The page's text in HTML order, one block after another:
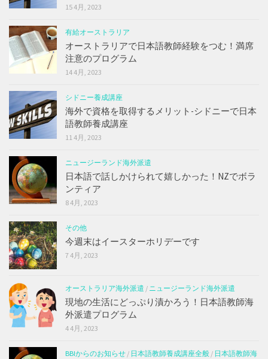
15 4月, 2023
有給オーストラリア
オーストラリアで日本語教師経験をつむ！満席
注意のプログラム
14 4月, 2023
シドニー養成講座
海外で資格を取得するメリット-シドニーで日本
語教師養成講座
11 4月, 2023
ニュージーランド海外派遣
日本語で話しかけられて嬉しかった！NZでボラ
ンティア
8 4月, 2023
その他
今週末はイースターホリデーです
7 4月, 2023
オーストラリア海外派遣 / ニュージーランド海外派遣
現地の生活にどっぷり漬かろう！日本語教師海
外派遣プログラム
4 4月, 2023
BBIからのお知らせ / 日本語教師養成講座全般 / 日本語教師海